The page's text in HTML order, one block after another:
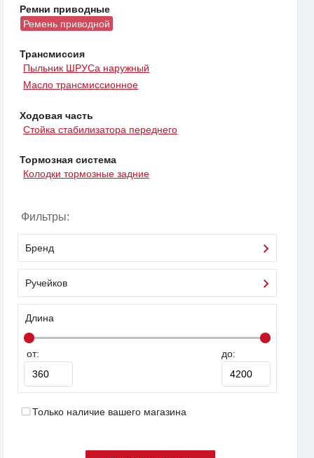
Ремни приводные
Ремень приводной
Трансмиссия
Пыльник ШРУСа наружный
Масло трансмиссионное
Ходовая часть
Стойка стабилизатора переднего
Тормозная система
Колодки тормозные задние
Фильтры:
Бренд
Ручейков
Длина
от: до:
Только наличие вашего магазина